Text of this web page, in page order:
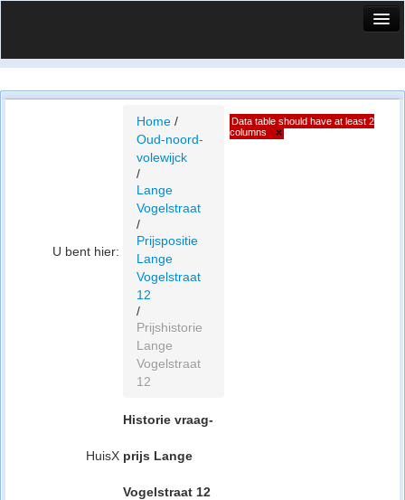
Vergelijk prijsposities - wijk
Cookie beleid
U bent hier:
Home /
Oud-noord-
volewijck
/
Lange
Vogelstraat
/
Prijspositie
Lange
Vogelstraat
12
/
Prijshistorie
Lange
Vogelstraat
12
HuisX
Historie vraag-
prijs Lange
Vogelstraat 12
Data table should have at least 2
columns
×